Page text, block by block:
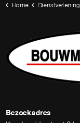
Home Dienstverlening
Bezoekadres